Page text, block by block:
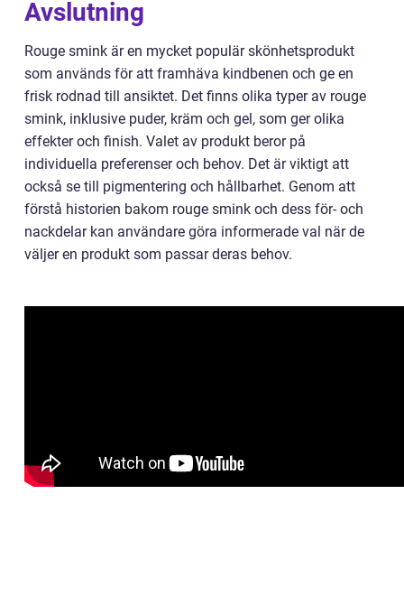
Avslutning
Rouge smink är en mycket populär skönhetsprodukt
som används för att framhäva kindbenen och ge en
frisk rodnad till ansiktet. Det finns olika typer av rouge
smink, inklusive puder, kräm och gel, som ger olika
effekter och finish. Valet av produkt beror på
individuella preferenser och behov. Det är viktigt att
också se till pigmentering och hållbarhet. Genom att
förstå historien bakom rouge smink och dess för- och
nackdelar kan användare göra informerade val när de
väljer en produkt som passar deras behov.